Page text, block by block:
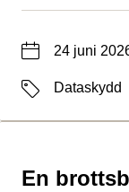
Datum24 juni
EtiketterDataskydd
En
Typ av sida